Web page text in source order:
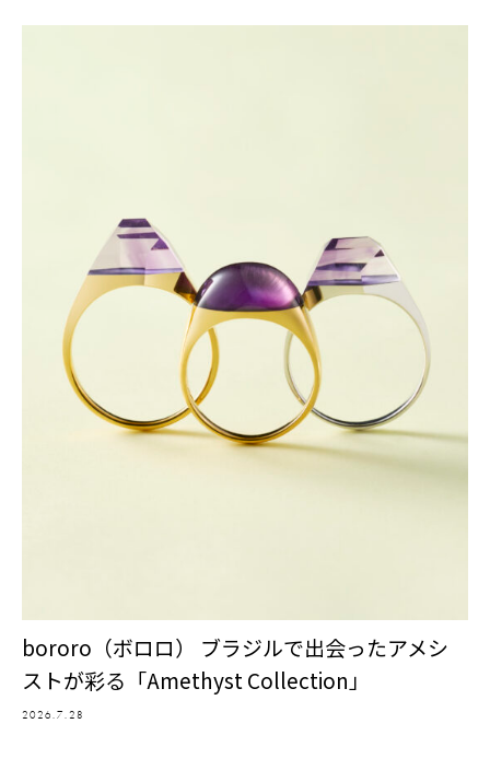
bororo（ボロロ） ブラジルで出会ったアメシ
ストが彩る「Amethyst Collection」
2026.7.28